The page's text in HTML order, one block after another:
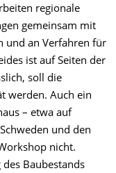
regionale
gemeinsam mit
und an Verfahren für
ist auf Seiten der
soll die
werden. Auch ein
– etwa auf
und den
nicht.
Baubestands